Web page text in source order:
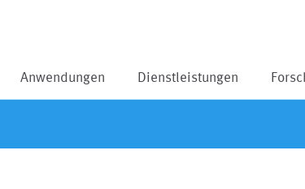
Anwendungen Dienstleistungen